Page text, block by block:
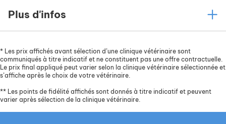
Plus d'infos
* Les prix affichés avant sélection d’une clinique vétérinaire sont
communiqués à titre indicatif et ne constituent pas une offre contractuelle.
Le prix final appliqué peut varier selon la clinique vétérinaire sélectionnée et
s’affiche après le choix de votre vétérinaire.
** Les points de fidélité affichés sont donnés à titre indicatif et peuvent
varier après sélection de la clinique vétérinaire.